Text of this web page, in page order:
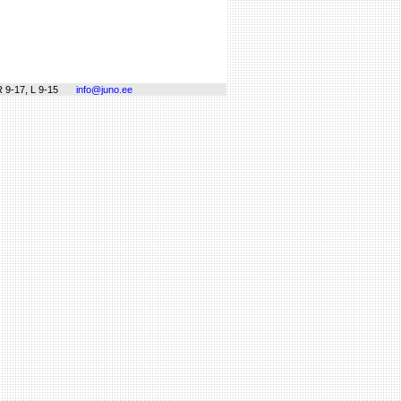
9-17, L 9-15 info@juno.ee